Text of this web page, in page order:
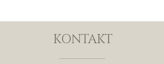
KONTAKT